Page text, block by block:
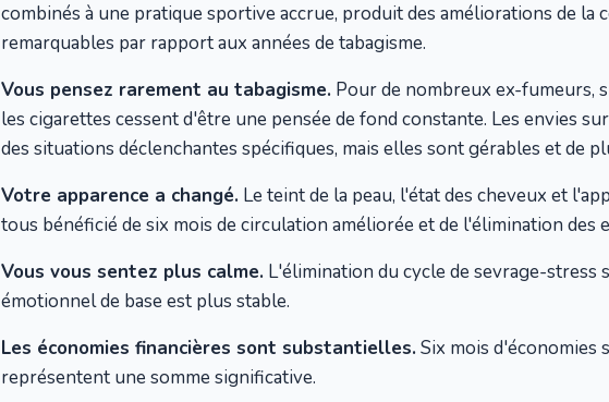
combinés à une pratique sportive accrue, produit des améliorations de la
remarquables par rapport aux années de tabagisme.
Vous pensez rarement au tabagisme. Pour de nombreux ex-fumeurs,
les cigarettes cessent d'être une pensée de fond constante. Les envies
des situations déclenchantes spécifiques, mais elles sont gérables et de
Votre apparence a changé. Le teint de la peau, l'état des cheveux et
tous bénéficié de six mois de circulation améliorée et de l'élimination des
Vous vous sentez plus calme. L'élimination du cycle de sevrage-stress
émotionnel de base est plus stable.
Les économies financières sont substantielles.Six mois d'économies
représentent une somme significative.